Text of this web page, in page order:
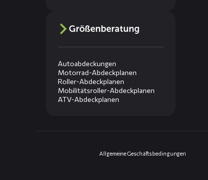
Größenberatung
Autoabdeckungen
Motorrad-Abdeckplanen
Roller-Abdeckplanen
Mobilitätsroller-Abdeckplanen
ATV-Abdeckplanen
Allgemeine Geschäftsbedingungen